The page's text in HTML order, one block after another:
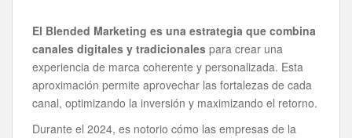
El Blended Marketing es una estrategia que combina
canales digitales y tradicionales para crear una
experiencia de marca coherente y personalizada. Esta
aproximación permite aprovechar las fortalezas de cada
canal, optimizando la inversión y maximizando el retorno.
Durante el 2024, es notorio cómo las empresas de la